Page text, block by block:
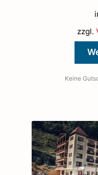
zzgl.
Keine